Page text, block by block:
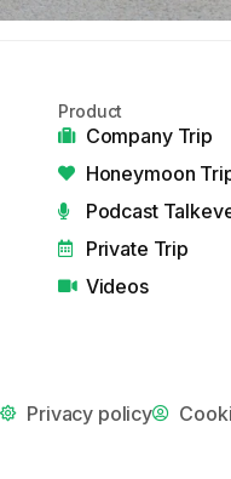
Product
Company Trip
Honeymoon
Podcast
Private Trip
Videos
Privacy policy